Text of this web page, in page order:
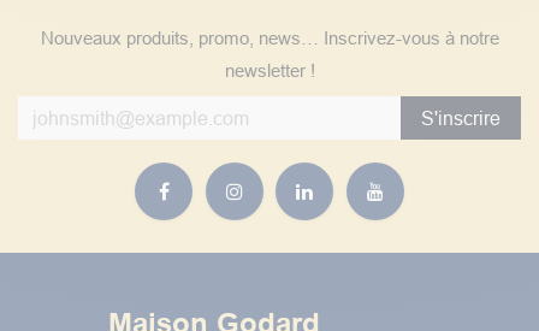
Nouveaux produits, promo, news… Inscrivez-vous à notre
newsletter !
S'inscrire
Maison Godard